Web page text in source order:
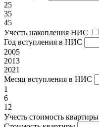
25
35
45
Учесть накопления НИС
Год вступления в НИС
2005
2013
2021
Месяц вступления в НИС
1
6
12
Учесть стоимость квартиры